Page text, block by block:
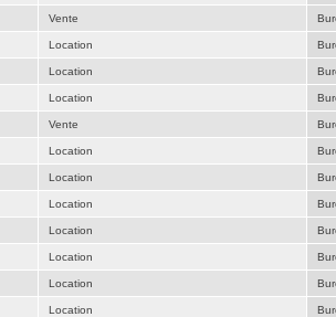
Vente
Location
Location
Location
Vente
Location
Location
Location
Location
Location
Location
Location